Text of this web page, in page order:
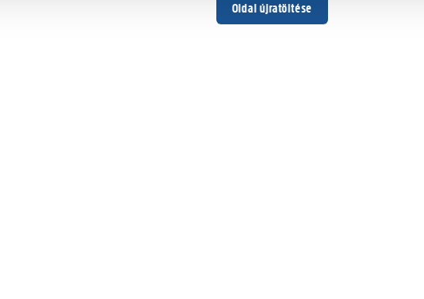
Oldal újratöltése